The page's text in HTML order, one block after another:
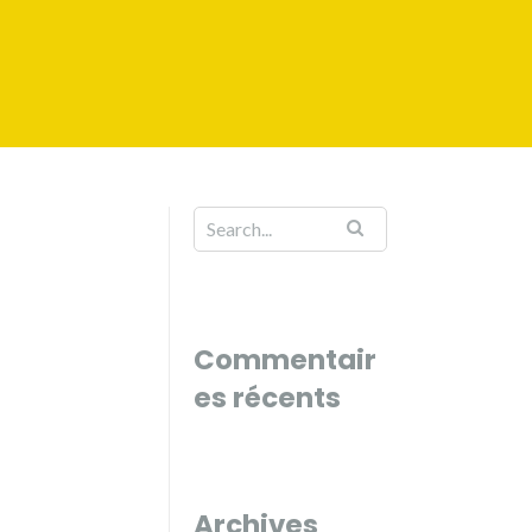
Commentair
es récents